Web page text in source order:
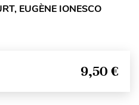
EUGÈNE IONESCO
9,50 €